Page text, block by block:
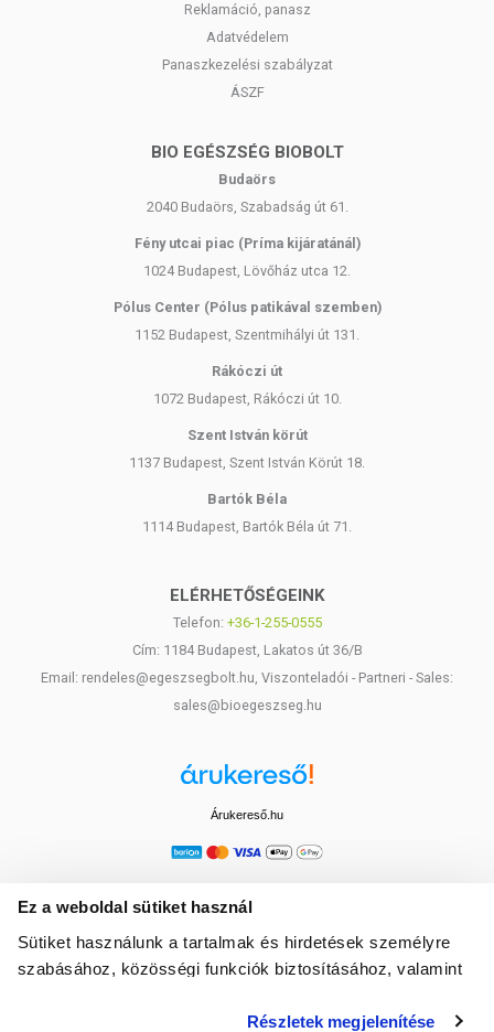
Ez a weboldal sütiket használ
Sütiket használunk a tartalmak és hirdetések személyre
szabásához, közösségi funkciók biztosításához, valamint
média-, hirdető- és elemező partnereinkkel megosztjuk az
Részletek megjelenítése
Reklamáció, panasz
Adatvédelem
Panaszkezelési szabályzat
ÁSZF
BIO EGÉSZSÉG BIOBOLT
Budaörs
2040 Budaörs, Szabadság út 61.
Fény utcai piac (Príma kijáratánál)
1024 Budapest, Lövőház utca 12.
Pólus Center (Pólus patikával szemben)
1152 Budapest, Szentmihályi út 131.
Rákóczi út
1072 Budapest, Rákóczi út 10.
Szent István körút
1137 Budapest, Szent István Körút 18.
Bartók Béla
1114 Budapest, Bartók Béla út 71.
ELÉRHETŐSÉGEINK
Telefon: +36-1-255-0555
Cím: 1184 Budapest, Lakatos út 36/B
Email: rendeles@egeszsegbolt.hu, Viszonteladói - Partneri - Sales:
sales@bioegeszseg.hu
Árukereső.hu